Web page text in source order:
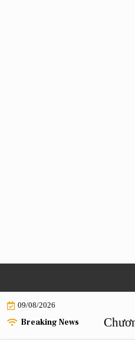
to
content
09/08/2026
Breaking News
NHƯ ANH – Chương